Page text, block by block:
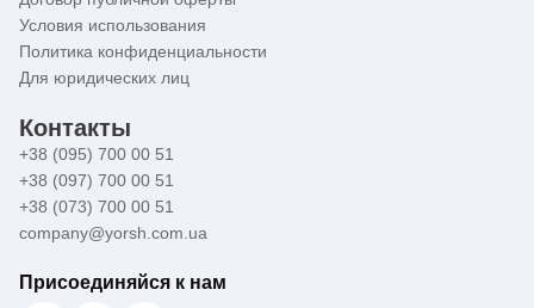
Условия использования
Политика конфиденциальности
Для юридических лиц
Контакты
+38 (095) 700 00 51
+38 (097) 700 00 51
+38 (073) 700 00 51
company@yorsh.com.ua
Присоединяйся к нам